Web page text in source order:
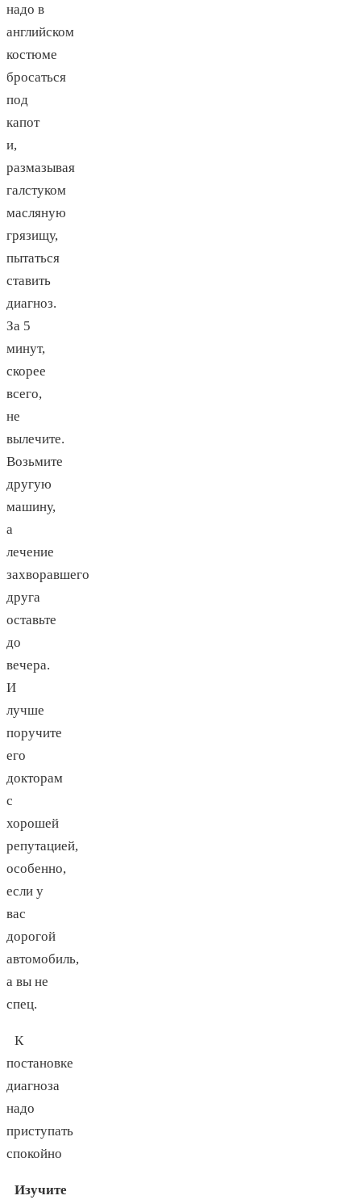
надо в
английском
костюме
бросаться
под
капот
и,
размазывая
галстуком
масляную
грязищу,
пытаться
ставить
диагноз.
За 5
минут,
скорее
всего,
не
вылечите.
Возьмите
другую
машину,
а
лечение
захворавшего
друга
оставьте
до
вечера.
И
лучше
поручите
его
докторам
с
хорошей
репутацией,
особенно,
если у
вас
дорогой
автомобиль,
а вы не
спец.
К
постановке
диагноза
надо
приступать
спокойно
Изучите